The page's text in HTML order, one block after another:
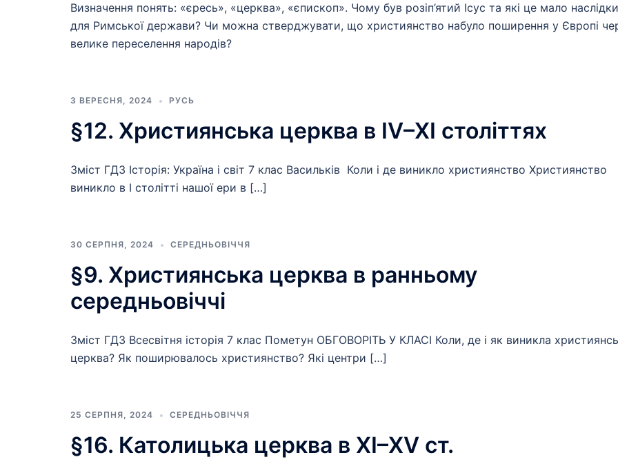
Визначення понять: «єресь», «церква», «єпископ». Чому був розіп’ятий Ісус та які це мало наслідки
для Римської держави? Чи можна стверджувати, що християнство набуло поширення у Європі
велике переселення народів?
3 ВЕРЕСНЯ, 2024 РУСЬ
§12. Християнська церква в ІV–ХІ століттях
Зміст ГДЗ Історія: Україна і світ 7 клас Васильків Коли і де виникло християнство Християнство
виникло в I столітті нашої ери в […]
30 СЕРПНЯ, 2024 СЕРЕДНЬОВІЧЧЯ
§9. Християнська церква в ранньому
середньовіччі
Зміст ГДЗ Всесвітня історія 7 клас Пометун ОБГОВОРІТЬ У КЛАСІ Коли, де і як виникла
церква? Як поширювалось християнство? Які центри […]
25 СЕРПНЯ, 2024 СЕРЕДНЬОВІЧЧЯ
§16. Католицька церква в XI–XV ст.